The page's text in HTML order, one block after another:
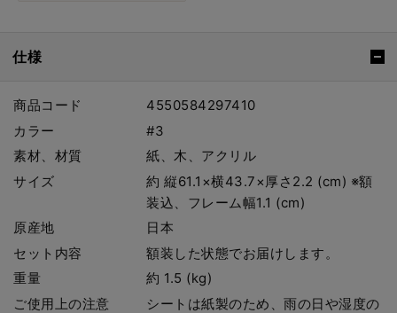
仕様
商品コード
4550584297410
カラー
#3
素材、材質
紙、木、アクリル
サイズ
約 縦61.1×横43.7×厚さ2.2 (cm) ※額
装込、フレーム幅1.1 (cm)
原産地
日本
セット内容
額装した状態でお届けします。
重量
約 1.5 (kg)
ご使用上の注意
シートは紙製のため、雨の日や湿度の